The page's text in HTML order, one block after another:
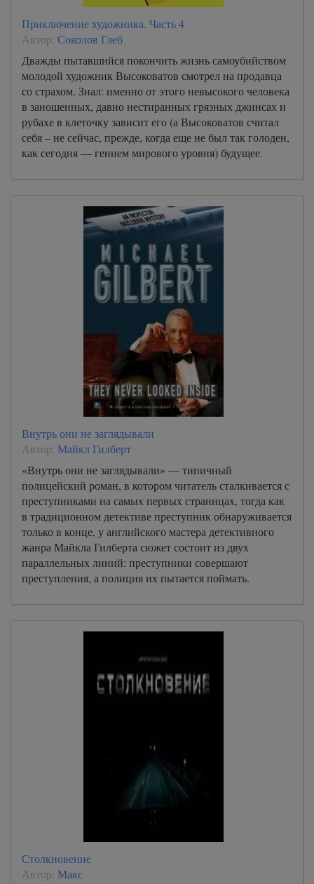
Приключение художника. Часть 4
Автор: Соколов Глеб
Дважды пытавшийся покончить жизнь самоубийством
молодой художник Высоковатов смотрел на продавца
со страхом. Знал: именно от этого невысокого человека
в заношенных, давно нестиранных грязных джинсах и
рубахе в клеточку зависит его (а Высоковатов считал
себя – не сейчас, прежде, когда еще не был так голоден,
как сегодня — гением мирового уровня) будущее.
Внутрь они не заглядывали
Автор: Майкл Гилберт
«Внутрь они не заглядывали» — типичный
полицейский роман, в котором читатель сталкивается с
преступниками на самых первых страницах, тогда как
в традиционном детективе преступник обнаруживается
только в конце, у английского мастера детективного
жанра Майкла Гилберта сюжет состоит из двух
параллельных линий: преступники совершают
преступления, а полиция их пытается поймать.
Столкновение
Автор: Макс